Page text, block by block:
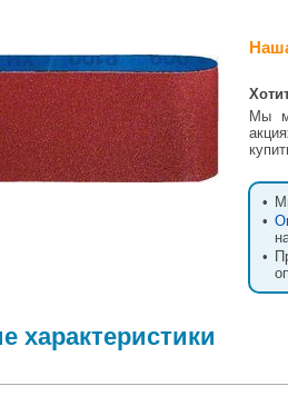
Мы
•
•
•
характеристики